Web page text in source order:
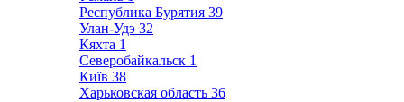
Республика Бурятия 39
Улан-Удэ 32
Кяхта 1
Северобайкальск 1
Київ 38
Харьковская область 36